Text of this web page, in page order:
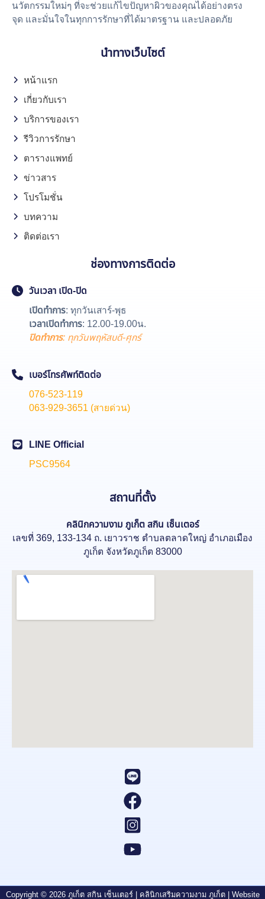
นวัตกรรมใหม่ๆ ที่จะช่วยแก้ไขปัญหาผิวของคุณได้อย่างตรง
จุด และมั่นใจในทุกการรักษาที่ได้มาตรฐาน และปลอดภัย
นำทางเว็บไซต์
หน้าแรก
เกี่ยวกับเรา
บริการของเรา
รีวิวการรักษา
ตารางแพทย์
ข่าวสาร
โปรโมชั่น
บทความ
ติดต่อเรา
ช่องทางการติดต่อ
วันเวลา เปิด-ปิด
เปิดทำการ: ทุกวันเสาร์-พุธ
เวลาเปิดทำการ: 12.00-19.00น.
ปิดทำการ: ทุกวันพฤหัสบดี-ศุกร์
เบอร์โทรศัพท์ติดต่อ
076-523-119
063-929-3651 (สายด่วน)
LINE Official
PSC9564
สถานที่ตั้ง
คลินิกความงาม ภูเก็ต สกิน เซ็นเตอร์
เลขที่ 369, 133-134 ถ. เยาวราช ตำบลตลาดใหญ่ อำเภอเมือง
ภูเก็ต จังหวัดภูเก็ต 83000
Copyright © 2026 ภูเก็ต สกิน เซ็นเตอร์ | คลินิกเสริมความงาม ภูเก็ต | Website